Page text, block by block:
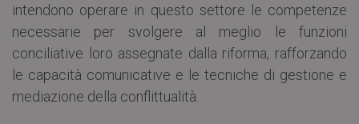
intendono operare in questo settore le competenze
necessarie per svolgere al meglio le funzioni
conciliative loro assegnate dalla riforma, rafforzando
le capacità comunicative e le tecniche di gestione e
mediazione della conflittualità.